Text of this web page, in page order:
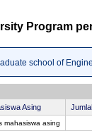
Program
school of
Asing
mahasiswa asing